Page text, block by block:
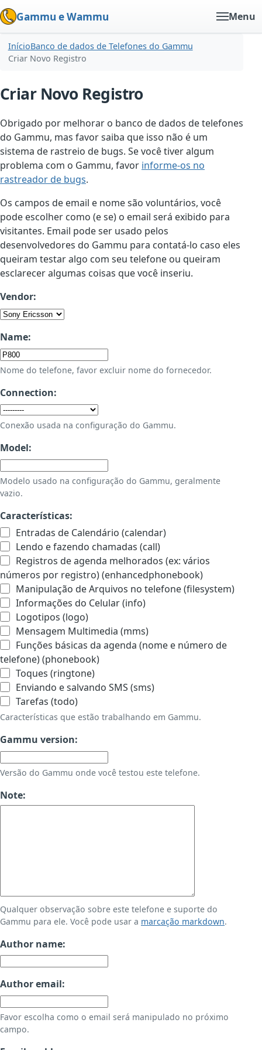
Gammu e Wammu Menu
InícioBanco de dados de Telefones do Gammu
Criar Novo Registro
Criar Novo Registro
Obrigado por melhorar o banco de dados de telefones
do Gammu, mas favor saiba que isso não é um
sistema de rastreio de bugs. Se você tiver algum
problema com o Gammu, favor informe-os no
rastreador de bugs.
Os campos de email e nome são voluntários, você
pode escolher como (e se) o email será exibido para
visitantes. Email pode ser usado pelos
desenvolvedores do Gammu para contatá-lo caso eles
queiram testar algo com seu telefone ou queiram
esclarecer algumas coisas que você inseriu.
Vendor:
Name:
Nome do telefone, favor excluir nome do fornecedor.
Connection:
Conexão usada na configuração do Gammu.
Model:
Modelo usado na configuração do Gammu, geralmente
vazio.
Características:
Entradas de Calendário (calendar)
Lendo e fazendo chamadas (call)
Registros de agenda melhorados (ex: vários
números por registro) (enhancedphonebook)
Manipulação de Arquivos no telefone (filesystem)
Informações do Celular (info)
Logotipos (logo)
Mensagem Multimedia (mms)
Funções básicas da agenda (nome e número de
telefone) (phonebook)
Toques (ringtone)
Enviando e salvando SMS (sms)
Tarefas (todo)
Características que estão trabalhando em Gammu.
Gammu version:
Versão do Gammu onde você testou este telefone.
Note:
Qualquer observação sobre este telefone e suporte do
Gammu para ele. Você pode usar a marcação markdown.
Author name:
Author email:
Favor escolha como o email será manipulado no próximo
campo.